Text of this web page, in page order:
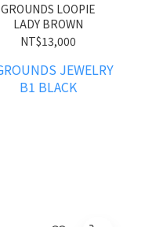
GROUNDS LOOPIE
LADY BROWN
NT$13,000